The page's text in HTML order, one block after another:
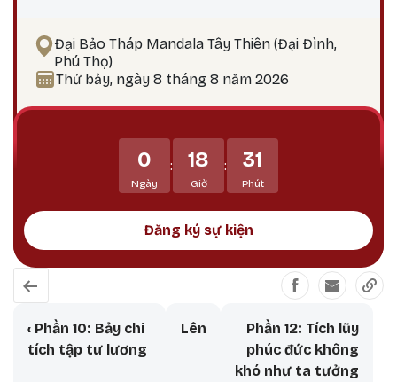
phiền não bám chấp khổ đau Tích lũy công đức,
hướng tới giác ngộ Tại sao nên thực hành vào
ngày 25? Theo lịch Kim Cương Thừa, ngày 25 là
Phật Bản Tôn Mẫu Tính.
Đại Bảo Tháp Mandala Tây Thiên (Đại Đình,
Phú Thọ)
Thứ bảy, ngày 8 tháng 8 năm 2026
0
Ngày
: 18
Giờ
: 31
Phút
Đăng ký sự kiện
Book traversal links for Con Đường
‹ Phần 10: Bảy chi
tích tập tư lương
Lên
Phần 12: Tích lũy
phúc đức không
khó như ta tưởng